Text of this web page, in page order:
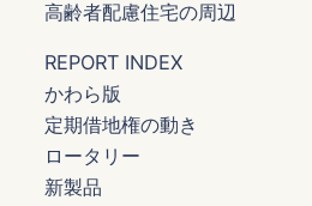
高齢者配慮住宅の周辺
REPORT INDEX
かわら版
定期借地権の動き
ロータリー
新製品